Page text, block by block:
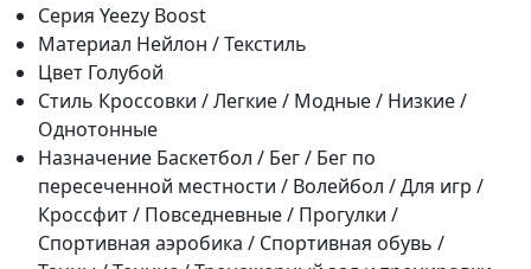
Серия Yeezy Boost
Материал Нейлон / Текстиль
Цвет Голубой
Стиль Кроссовки / Легкие / Модные / Низкие /
Однотонные
Назначение Баскетбол / Бег / Бег по
пересеченной местности / Волейбол / Для игр /
Кроссфит / Повседневные / Прогулки /
Спортивная аэробика / Спортивная обувь /